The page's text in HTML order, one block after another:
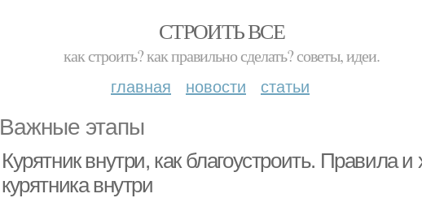
СТРОИТЬ ВСЕ
как строить? как правильно сделать? советы, идеи.
главная новости статьи
Важные этапы
Курятник внутри, как благоустроить. Правила и
курятника внутри